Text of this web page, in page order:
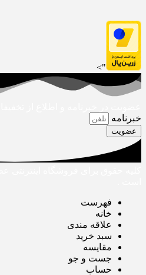
">
خبرنامه
عضویت
فهرست
خانه
علاقه مندی
سبد خرید
مقایسه
جست و جو
حساب